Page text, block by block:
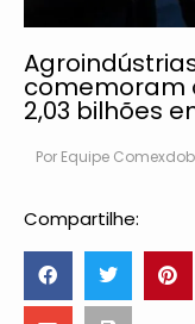
comemoram
2,03 bilhões
Por Equipe
Compartilhe: